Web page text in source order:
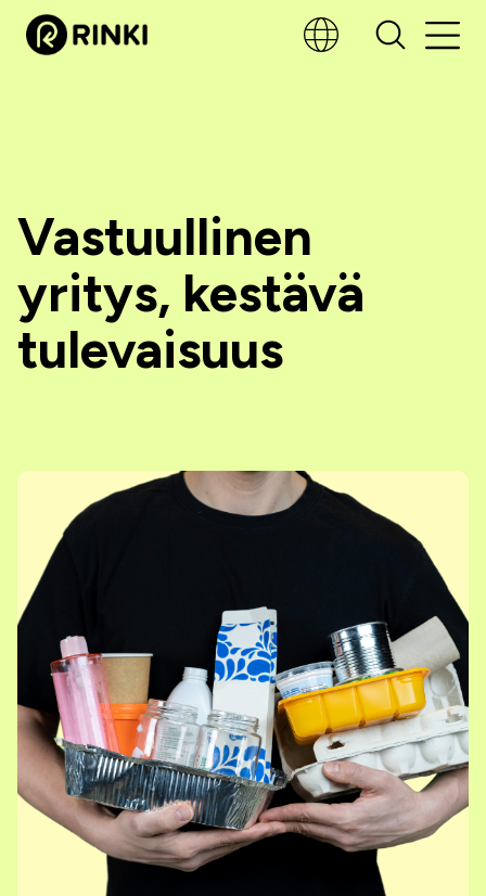
Vastuullinen
yritys, kestävä
tulevaisuus